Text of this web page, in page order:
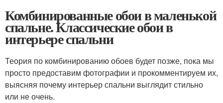
Комбинированные обои в маленькой
спальне. Классические обои в
интерьере спальни
Теория по комбинированию обоев будет позже, пока мы
просто предоставим фотографии и прокомментируем их,
выясняя почему интерьер спальни выглядит стильно
или не очень.